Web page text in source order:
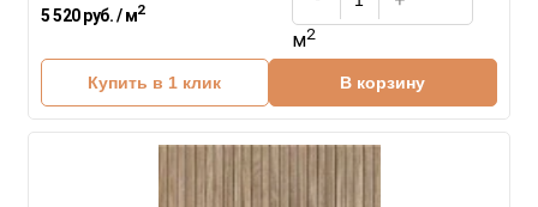
5 520 руб. / м2
м2
Купить в 1 клик В корзину